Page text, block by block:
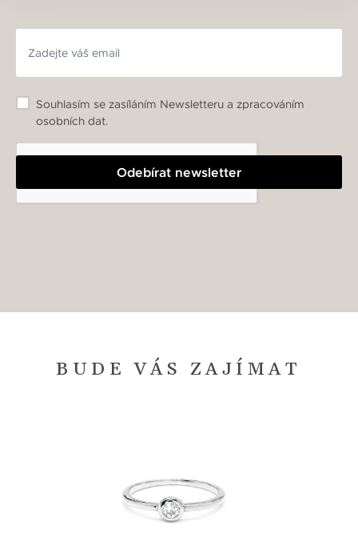
Odebírat newsletter
Souhlasím se zasíláním Newsletteru a zpracováním
osobních dat.
BUDE VÁS ZAJÍMAT